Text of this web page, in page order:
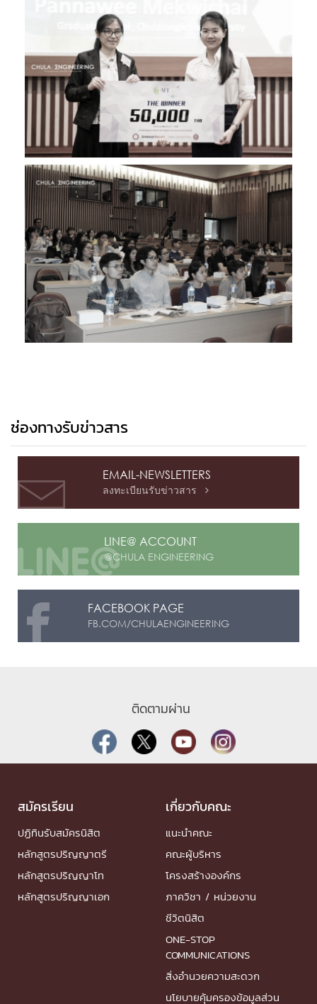
ช่องทางรับข่าวสาร
EMAIL-NEWSLETTERS
ลงทะเบียนรับข่าวสาร 
LINE@ ACCOUNT
@CHULA ENGINEERING
FACEBOOK PAGE
FB.COM/CHULAENGINEERING
ติดตามผ่าน
สมัครเรียน
ปฏิทินรับสมัครนิสิต
หลักสูตรปริญญาตรี
หลักสูตรปริญญาโท
หลักสูตรปริญญาเอก
เกี่ยวกับคณะ
แนะนำคณะ
คณะผู้บริหาร
โครงสร้างองค์กร
ภาควิชา / หน่วยงาน
ชีวิตนิสิต
ONE-STOP
COMMUNICATIONS
สิ่งอำนวยความสะดวก
นโยบายคุ้มครองข้อมูลส่วน